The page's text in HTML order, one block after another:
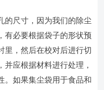
的尺寸，因为我们的除尘
有必要根据袋子的形状预
里，然后在校对后进行切
应根据材料进行处理，
。如果集尘袋用于食品和